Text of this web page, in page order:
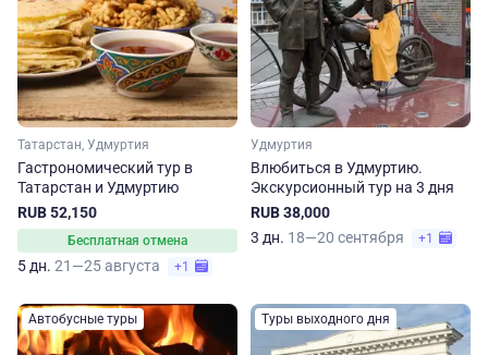
Татарстан, Удмуртия
Гастрономический тур в
Татарстан и Удмуртию
RUB 52,150
Бесплатная отмена
5 дн. 21—25 августа +1
Удмуртия
Влюбиться в Удмуртию.
Экскурсионный тур на 3 дня
RUB 38,000
3 дн. 18—20 сентября +1
Автобусные туры Туры выходного дня